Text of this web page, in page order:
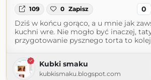
109 0 Zapisz 0
Dziś w końcu gorąco, a u mnie jak
kuchni wre. Nie mogło być inaczej,
przygotowanie pysznego torta to
Kubki smaku
kubkismaku.blogspot.com